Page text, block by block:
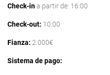
Check-ina partir de: 16:00
Check-out: 10:00
Fianza: 2.000€
Sistema de pago: